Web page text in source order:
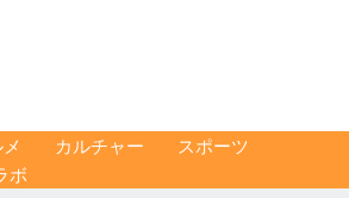
カルチャー
スポーツ
ボ